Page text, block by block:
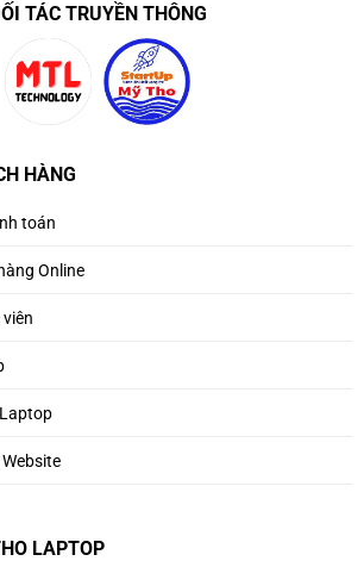
TÁC TRUYỀN THÔNG
HÀNG
toán
Online
LAPTOP